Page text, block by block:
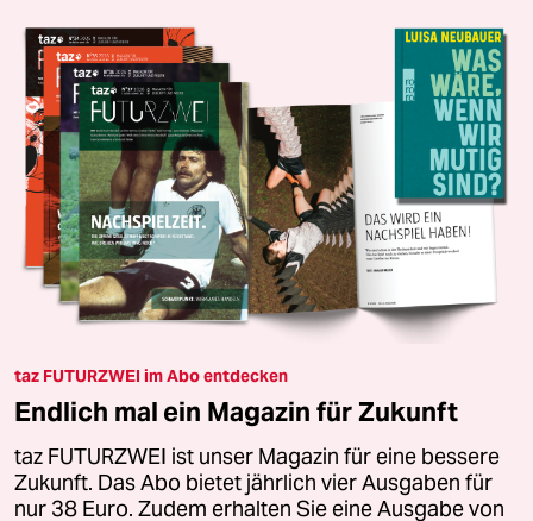
taz FUTURZWEI im Abo entdecken
Endlich mal ein Magazin für Zukunft
taz FUTURZWEI ist unser Magazin für eine bessere
Zukunft. Das Abo bietet jährlich vier Ausgaben für
nur 38 Euro. Zudem erhalten Sie eine Ausgabe von